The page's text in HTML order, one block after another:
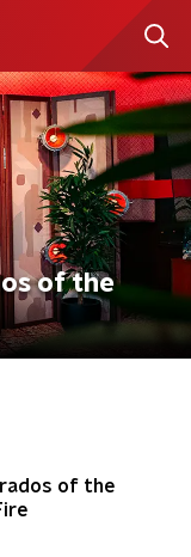
of the
of the